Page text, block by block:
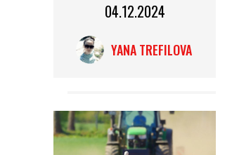
04.12.2024
YANA TREFILOVA